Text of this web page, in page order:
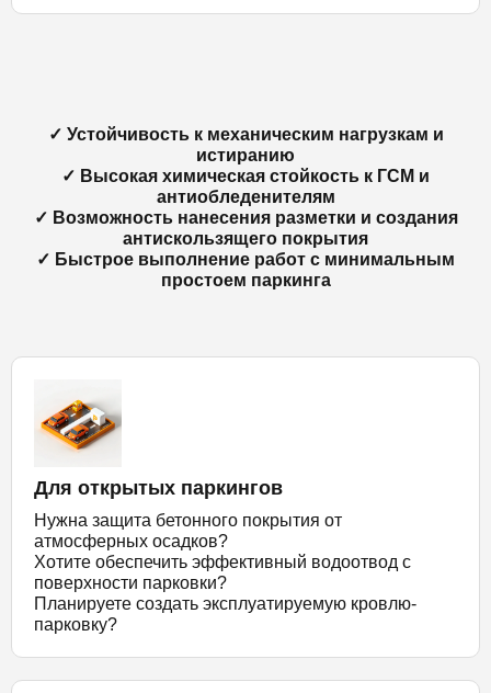
✓ Устойчивость к механическим нагрузкам и
истиранию
✓ Высокая химическая стойкость к ГСМ и
антиобледенителям
✓ Возможность нанесения разметки и создания
антискользящего покрытия
✓ Быстрое выполнение работ с минимальным
простоем паркинга
Для открытых паркингов
Нужна защита бетонного покрытия от
атмосферных осадков?
Хотите обеспечить эффективный водоотвод с
поверхности парковки?
Планируете создать эксплуатируемую кровлю-
парковку?